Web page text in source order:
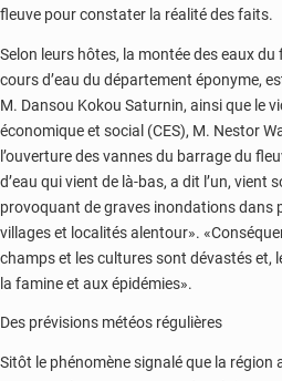
fleuve pour constater la réalité des faits.
Selon leurs hôtes, la montée des eaux du
cours d’eau du département éponyme,
M. Dansou Kokou Saturnin, ainsi que le
économique et social (CES), M. Nestor
l’ouverture des vannes du barrage du
d’eau qui vient de là-bas, a dit l’un, vient
provoquant de graves inondations dans
villages et localités alentour».
champs et les cultures sont dévastés et,
la famine et aux épidémies».
Des prévisions météos régulières
Sitôt le phénomène signalé que la région